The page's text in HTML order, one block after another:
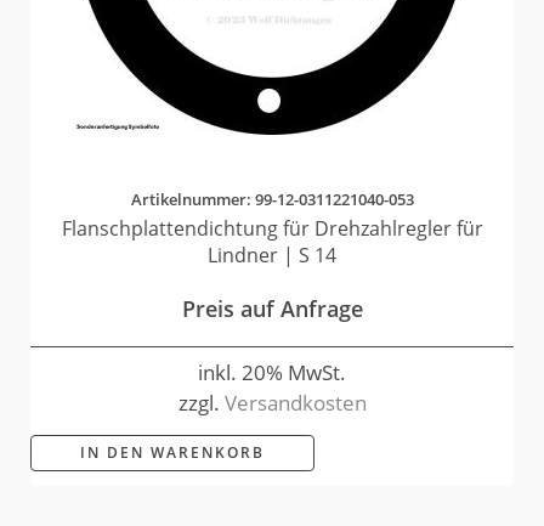
Artikelnummer: 99-12-0311221040-053
Flanschplattendichtung für Drehzahlregler für
Lindner | S 14
Preis auf Anfrage
inkl. 20% MwSt.
zzgl. Versandkosten
IN DEN WARENKORB